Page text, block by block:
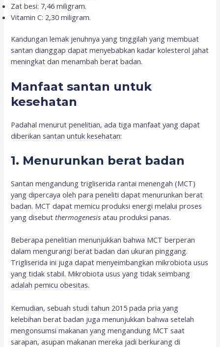
Zat besi: 7,46 miligram.
Vitamin C: 2,30 miligram.
Kandungan lemak jenuhnya yang tinggilah yang membuat
santan dianggap dapat menyebabkan kadar kolesterol jahat
meningkat dan menambah berat badan.
Manfaat santan untuk
kesehatan
Padahal menurut penelitian, ada tiga manfaat yang dapat
diberikan santan untuk kesehatan:
1. Menurunkan berat badan
Santan mengandung trigliserida rantai menengah (MCT)
yang dipercaya oleh para peneliti dapat menurunkan berat
badan. MCT dapat memicu produksi energi melalui proses
yang disebutthermogenesisatau produksi panas.
Beberapa penelitian menunjukkan bahwa MCT berperan
dalam mengurangi berat badan dan ukuran pinggang.
Trigliserida ini juga dapat menyeimbangkan mikrobiota usus
yang tidak stabil. Mikrobiota usus yang tidak seimbang
adalah pemicu obesitas.
Kemudian, sebuah studi tahun 2015 pada pria yang
kelebihan berat badan juga menunjukkan bahwa setelah
mengonsumsi makanan yang mengandung MCT saat
sarapan, asupan makanan mereka jadi berkurang di